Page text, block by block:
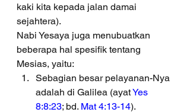
kaki kita kepada jalan damai
sejahtera).
Nabi Yesaya juga menubuatkan
beberapa hal spesifik tentang
Mesias, yaitu:
Sebagian besar pelayanan-Nya
adalah di Galilea (ayat Yes
8:8:23; bd. Mat 4:13-14).